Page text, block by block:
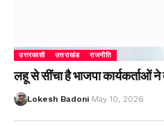
उत्तरकाशी उत्तराखंड राजनीति
लहू से सींचा है भाजपा कार्यकर्ताओं
Lokesh Badoni May 10, 2026